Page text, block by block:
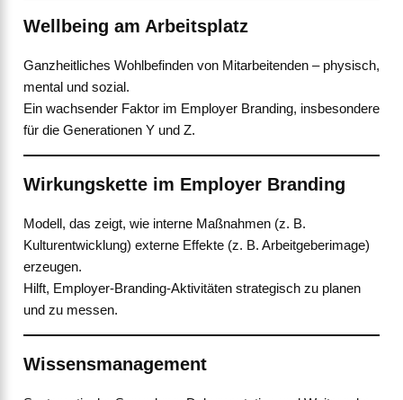
Wellbeing am Arbeitsplatz
Ganzheitliches Wohlbefinden von Mitarbeitenden – physisch,
mental und sozial.
Ein wachsender Faktor im Employer Branding, insbesondere
für die Generationen Y und Z.
Wirkungskette im Employer Branding
Modell, das zeigt, wie interne Maßnahmen (z. B.
Kulturentwicklung) externe Effekte (z. B. Arbeitgeberimage)
erzeugen.
Hilft, Employer-Branding-Aktivitäten strategisch zu planen
und zu messen.
Wissensmanagement